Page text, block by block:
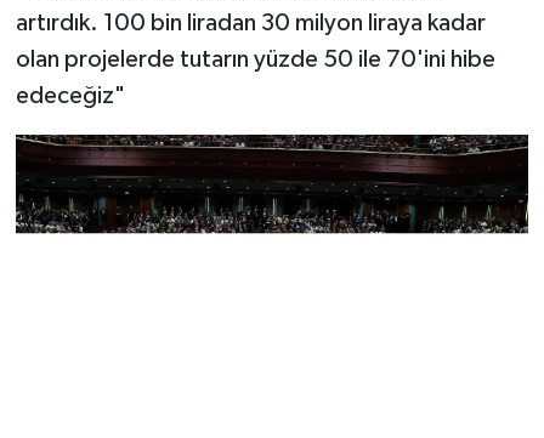
artırdık. 100 bin liradan 30 milyon liraya kadar
olan projelerde tutarın yüzde 50 ile 70'ini hibe
edeceğiz"